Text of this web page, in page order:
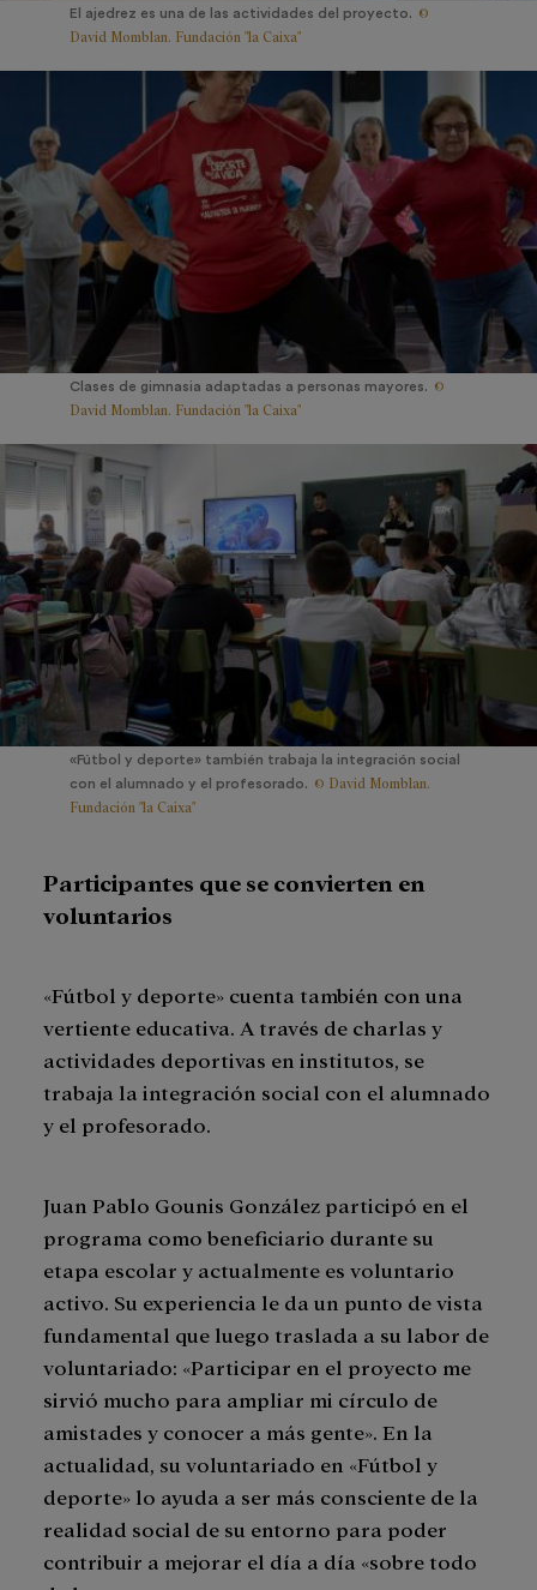
El ajedrez es una de las actividades del proyecto. ©
David Momblan. Fundación "la Caixa"
Clases de gimnasia adaptadas a personas mayores. ©
David Momblan. Fundación "la Caixa"
«Fútbol y deporte» también trabaja la integración social
con el alumnado y el profesorado. © David Momblan.
Fundación "la Caixa"
Participantes que se convierten en
voluntarios
«Fútbol y deporte» cuenta también con una
vertiente educativa. A través de charlas y
actividades deportivas en institutos, se
trabaja la integración social con el alumnado
y el profesorado.
Juan Pablo Gounis González participó en el
programa como beneficiario durante su
etapa escolar y actualmente es voluntario
activo. Su experiencia le da un punto de vista
fundamental que luego traslada a su labor de
voluntariado: «Participar en el proyecto me
sirvió mucho para ampliar mi círculo de
amistades y conocer a más gente». En la
actualidad, su voluntariado en «Fútbol y
deporte» lo ayuda a ser más consciente de la
realidad social de su entorno para poder
contribuir a mejorar el día a día «sobre todo